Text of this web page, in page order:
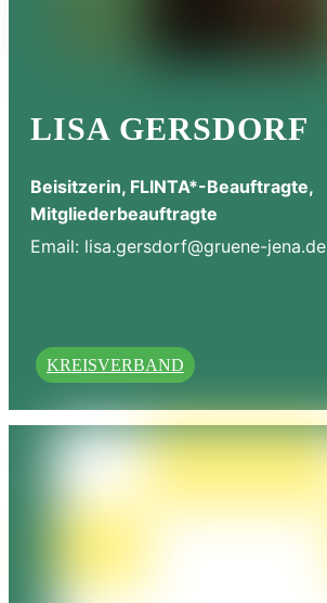
LISA GERSDORF
Beisitzerin, FLINTA*-Beauftragte,
Mitgliederbeauftragte
Email: lisa.gersdorf@gruene-jena.de
KREISVERBAND